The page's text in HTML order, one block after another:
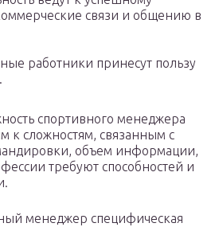
связи и общению в
работники принесут пользу
спортивного менеджера
к сложностям, связанным с
объем информации,
требуют способностей и
менеджер специфическая